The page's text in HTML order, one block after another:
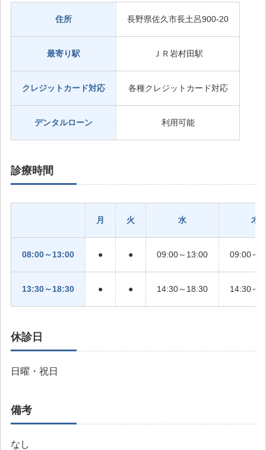
住所 長野県佐久市長土呂900-20
最寄り駅 ＪＲ岩村田駅
クレジットカード対応 各種クレジットカード対応
デンタルローン 利用可能
診療時間
月 火 水 木
08:00～13:00 ● ● 09:00～13:00 09:00～
13:30～18:30 ● ● 14:30～18:30 14:30～
休診日
日曜・祝日
備考
なし